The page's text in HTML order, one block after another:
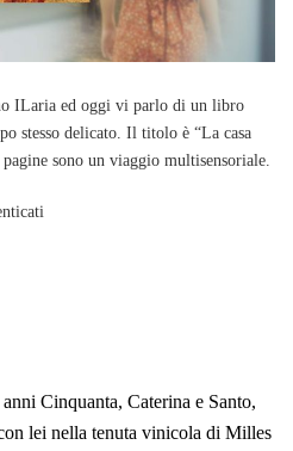
ILaria ed oggi vi parlo di un libro
stesso delicato. Il titolo è “La casa
sono un viaggio multisensoriale.
Cinquanta, Caterina e Santo,
lei nella tenuta vinicola di Milles